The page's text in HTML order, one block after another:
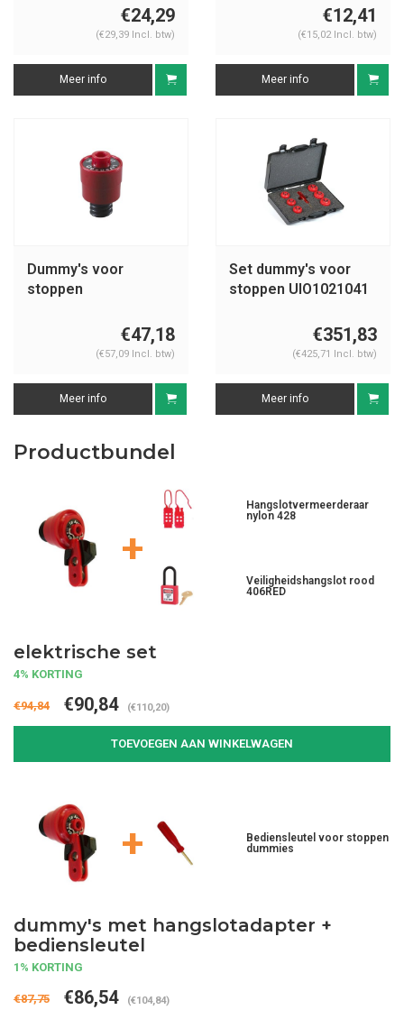
€24,29
(€29,39 Incl. btw)
Meer info
€12,41
(€15,02 Incl. btw)
Meer info
Dummy's voor
stoppen
€47,18
(€57,09 Incl. btw)
Meer info
Set dummy's voor
stoppen UIO1021041
€351,83
(€425,71 Incl. btw)
Meer info
Productbundel
+
Hangslotvermeerderaar
nylon 428
Veiligheidshangslot rood
406RED
elektrische set
4% KORTING
€94,84 €90,84 (€110,20)
TOEVOEGEN AAN WINKELWAGEN
+
Bediensleutel voor stoppen
dummies
dummy's met hangslotadapter +
bediensleutel
1% KORTING
€87,75 €86,54 (€104,84)